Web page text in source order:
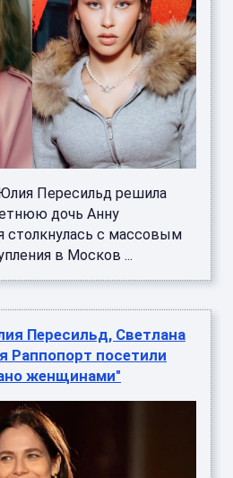
Пересильд решила
дочь Анну
столкнулась с массовым
в Москов ...
Пересильд, Светлана
Раппопорт посетили
женщинами"